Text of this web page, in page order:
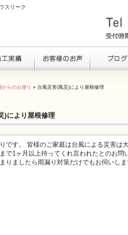
スリーク
からのお便り » 台風災害(風災)により屋根修理
)により屋根修理
です。 皆様のご家庭は台風による災害は
で1ヶ月以上待ってくれ言われたとのお
りましたら雨漏り対策だけでもお伺いし